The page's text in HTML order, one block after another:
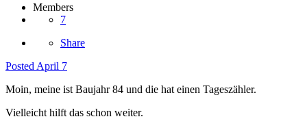
Members
7
Share
Posted April 7
Moin, meine ist Baujahr 84 und die hat einen Tageszähler.
Vielleicht hilft das schon weiter.